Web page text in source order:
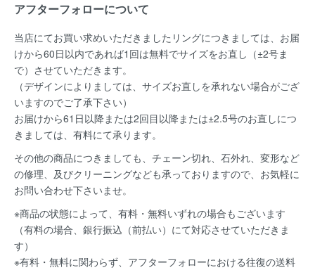
アフターフォローについて
当店にてお買い求めいただきましたリングにつきましては、お届
けから60日以内であれば1回は無料でサイズをお直し（±2号ま
で）させていただきます。
（デザインによりましては、サイズお直しを承れない場合がござ
いますのでご了承下さい）
お届けから61日以降または2回目以降または±2.5号のお直しにつ
きましては、有料にて承ります。
その他の商品につきましても、チェーン切れ、石外れ、変形など
の修理、及びクリーニングなども承っておりますので、お気軽に
お問い合わせ下さいませ。
※商品の状態によって、有料・無料いずれの場合もございます
（有料の場合、銀行振込（前払い）にて対応させていただきま
す）
※有料・無料に関わらず、アフターフォローにおける往復の送料